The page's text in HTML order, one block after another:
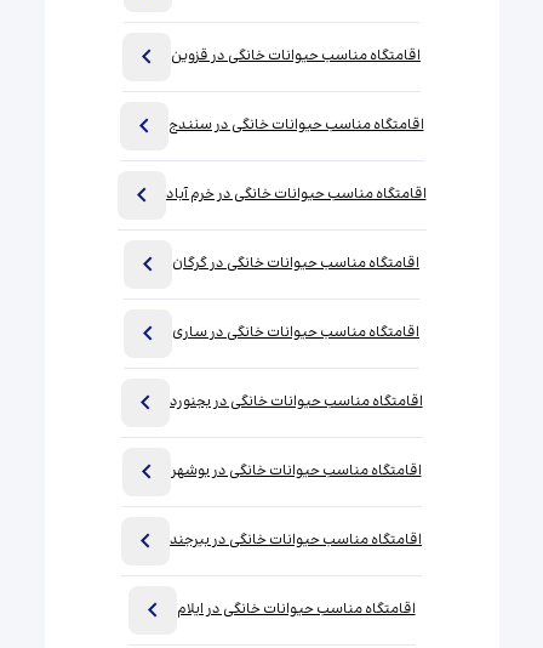
اقامتگاه مناسب حیوانات خانگی در قزوین
اقامتگاه مناسب حیوانات خانگی در سنندج
اقامتگاه مناسب حیوانات خانگی در خرم آباد
اقامتگاه مناسب حیوانات خانگی در گرگان
اقامتگاه مناسب حیوانات خانگی در ساری
اقامتگاه مناسب حیوانات خانگی در بجنورد
اقامتگاه مناسب حیوانات خانگی در بوشهر
اقامتگاه مناسب حیوانات خانگی در بیرجند
اقامتگاه مناسب حیوانات خانگی در ایلام